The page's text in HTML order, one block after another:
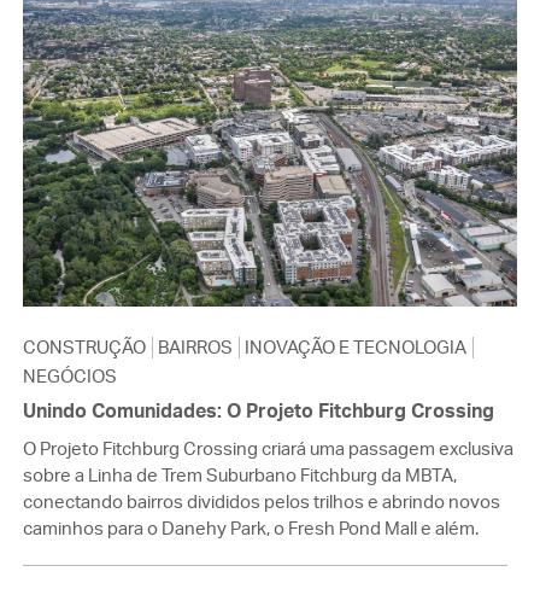
CONSTRUÇÃO BAIRROS
INOVAÇÃO E TECNOLOGIA
NEGÓCIOS
Unindo Comunidades: O Projeto Fitchburg Crossing
O Projeto Fitchburg Crossing criará uma passagem exclusiva
sobre a Linha de Trem Suburbano Fitchburg da MBTA,
conectando bairros divididos pelos trilhos e abrindo novos
caminhos para o Danehy Park, o Fresh Pond Mall e além.